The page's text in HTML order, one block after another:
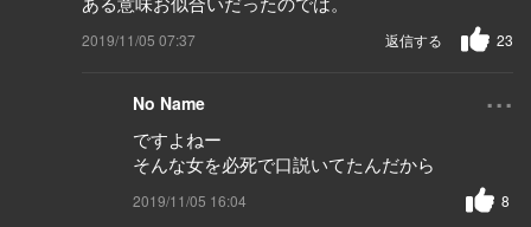
2019/11/05 07:37 23
返信する
No Name ...
ですよねー
そんな女を必死で口説いてたんだから
2019/11/05 16:04 8